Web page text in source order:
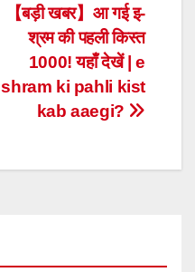
【बड़ी खबर】आ गई इ-
श्रम की पहली किस्त
1000! यहाँ देखें | e
shram ki pahli kist
kab aaegi?